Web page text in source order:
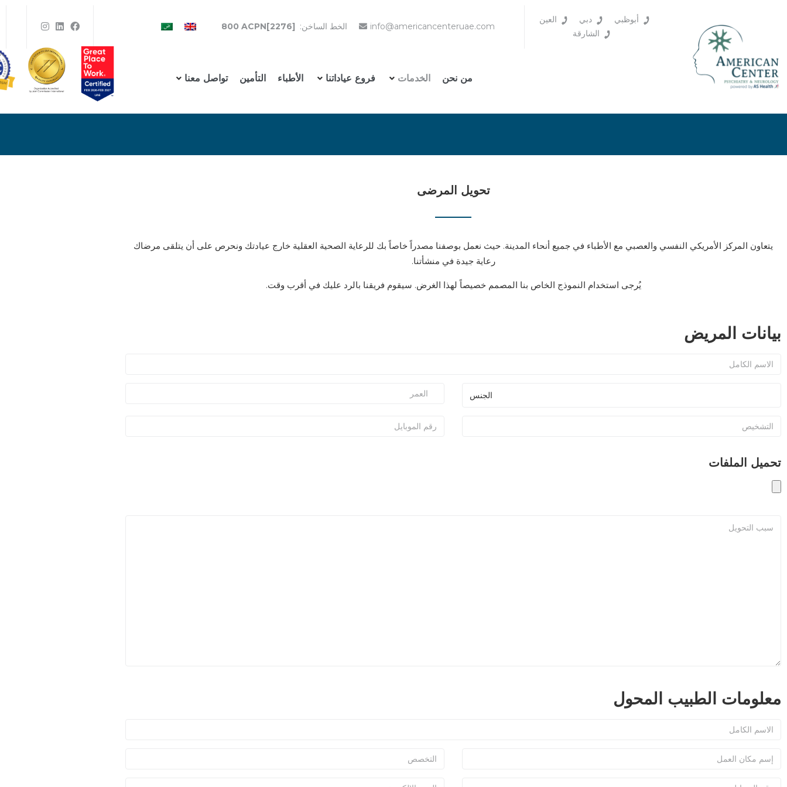
أبوظبي دبي
العين
الشارقة
info@americancenteruae.com الخط الساخن:800 ACPN[2276]
من نحن الخدمات فروع عياداتنا الأطباء التأمين تواصل معنا
تحويل المرضى
يتعاون المركز الأمريكي النفسي والعصبي مع الأطباء في جميع أنحاء المدينة. حيث نعمل بوصفنا مصدراً خاصاً بك للرعاية الصحية العقلية خارج عيادتك ونحرص على أن يتلقى مرضاك
رعاية جيدة في منشأتنا.
يُرجى استخدام النموذج الخاص بنا المصمم خصيصاً لهذا الغرض. سيقوم فريقنا بالرد عليك في أقرب وقت.
بيانات المريض
تحميل الملفات
معلومات الطبيب المحول